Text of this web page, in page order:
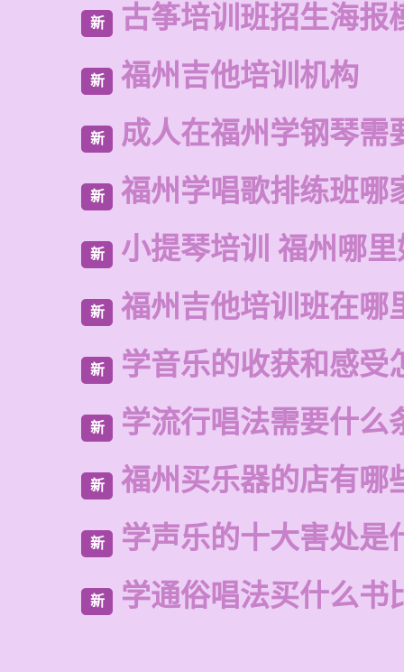
新 古筝培训班招生海报
新 福州吉他培训机构
新 成人在福州学钢琴需
新 福州学唱歌排练班哪
新 小提琴培训 福州哪
新 福州吉他培训班在哪
新 学音乐的收获和感受
新 学流行唱法需要什么
新 福州买乐器的店有哪
新 学声乐的十大害处是
新 学通俗唱法买什么书